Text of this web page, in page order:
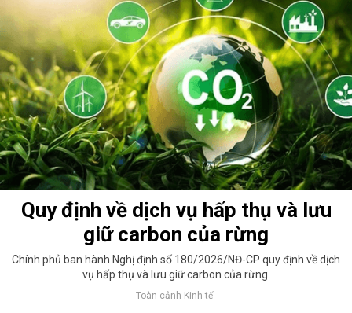
Quy định về dịch vụ hấp thụ và lưu
giữ carbon của rừng
Chính phủ ban hành Nghị định số 180/2026/NĐ-CP quy định về dịch
vụ hấp thụ và lưu giữ carbon của rừng.
Toàn cảnh Kinh tế